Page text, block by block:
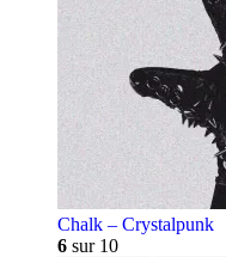
Chalk – Crystalpunk
6 sur 10